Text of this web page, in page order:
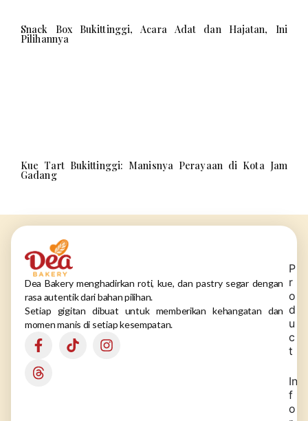
Snack Box Bukittinggi, Acara Adat dan Hajatan, Ini
Pilihannya
Kue Tart Bukittinggi: Manisnya Perayaan di Kota Jam
Gadang
Dea Bakery menghadirkan roti, kue, dan pastry segar dengan
rasa autentik dari bahan pilihan.
Setiap gigitan dibuat untuk memberikan kehangatan dan
momen manis di setiap kesempatan.
P
r
o
d
u
c
t
In
f
o